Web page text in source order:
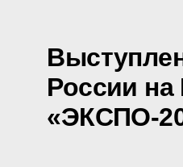
России
«ЭКСПО-